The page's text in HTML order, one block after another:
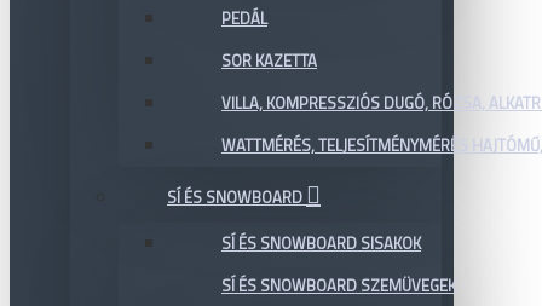
PEDÁL
SOR KAZETTA
VILLA, KOMPRESSZIÓS DUGÓ, RÓZSA,
WATTMÉRÉS, TELJESÍTMÉNYMÉRÉS
SÍ ÉS SNOWBOARD
SÍ ÉS SNOWBOARD SISAKOK
SÍ ÉS SNOWBOARD SZEMÜVEGEK